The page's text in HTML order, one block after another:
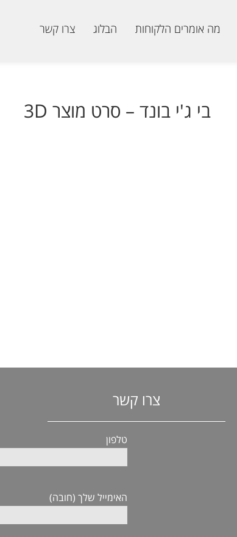
מה אומרים הלקוחות הבלוג צרו קשר
בי ג'י בונד – סרט מוצר 3D
צרו קשר
טלפון
האימייל שלך (חובה)